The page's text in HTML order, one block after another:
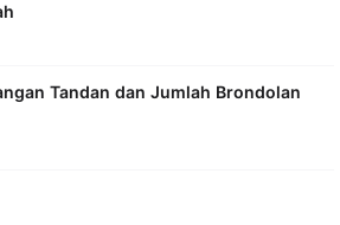
Tandan dan Jumlah Brondolan